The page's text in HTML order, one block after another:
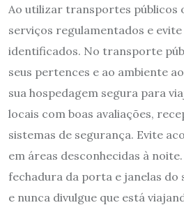
Ao utilizar transportes públicos
serviços regulamentados e
identificados. No transporte
seus pertences e ao ambiente
sua hospedagem segura para
locais com boas avaliações,
sistemas de segurança. Evite
em áreas desconhecidas à
fechadura da porta e janelas do
e nunca divulgue que está